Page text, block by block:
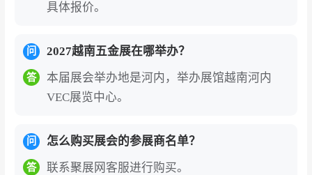
国际展团代表
具体报价。
问 2027越南五金展在哪举办？
答
本届展会举办地是河内，举办展馆越南河内
VEC展览中心。
问 怎么购买展会的参展商名单？
答 联系聚展网客服进行购买。